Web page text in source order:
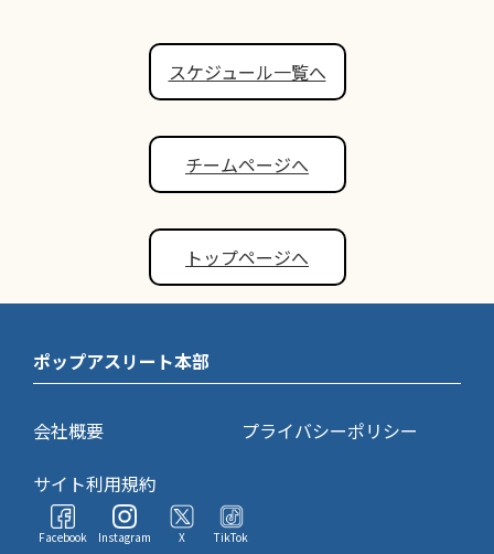
スケジュール一覧へ
チームページへ
トップページへ
ポップアスリート本部
会社概要
プライバシーポリシー
サイト利用規約
Facebook Instagram X TikTok